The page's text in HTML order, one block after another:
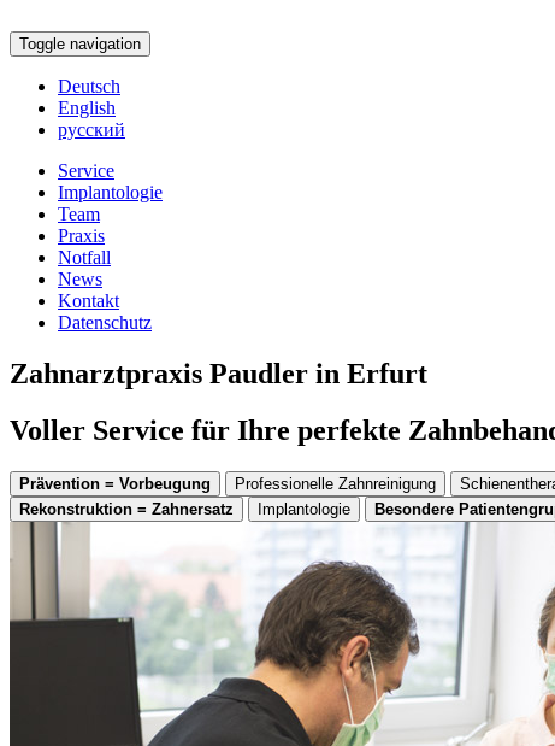
Toggle navigation
Deutsch
English
русский
Service
Implantologie
Team
Praxis
Notfall
News
Kontakt
Datenschutz
Zahnarztpraxis Paudler in Erfurt
Voller Service für Ihre perfekte
Prävention = Vorbeugung Professionelle Zahnreinigung
Rekonstruktion = Zahnersatz
Implantologie Besondere